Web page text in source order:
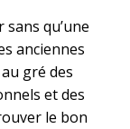
qu’une
anciennes
gré des
et des
le bon